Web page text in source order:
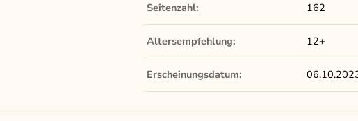
Seitenzahl: 162
Altersempfehlung: 12+
Erscheinungsdatum: